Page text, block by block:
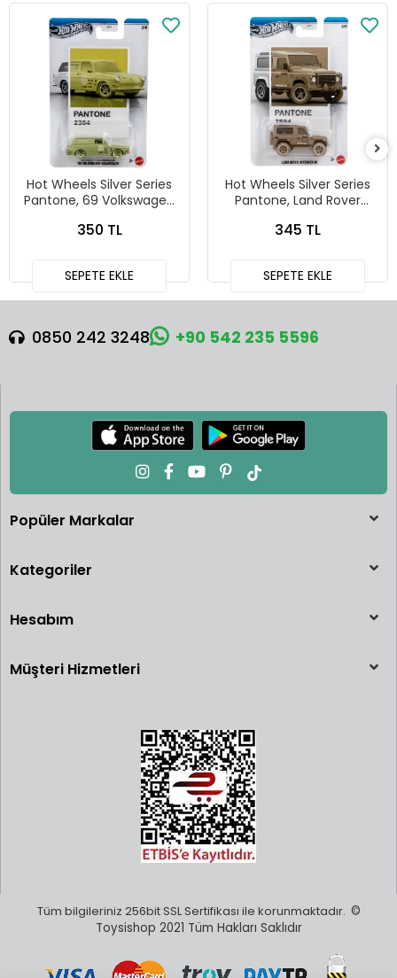
Hot Wheels Silver Series
Pantone, 69 Volkswagen
350 TL
SEPETE EKLE
Hot Wheels Silver Series
Pantone, Land Rover
345 TL
SEPETE EKLE
0850 242 3248 +90 542 235 5596
Popüler Markalar
Kategoriler
Hesabım
Müşteri Hizmetleri
Tüm bilgileriniz 256bit SSL Sertifikası ile korunmaktadır. ©
Toysishop 2021 Tüm Hakları Saklıdır